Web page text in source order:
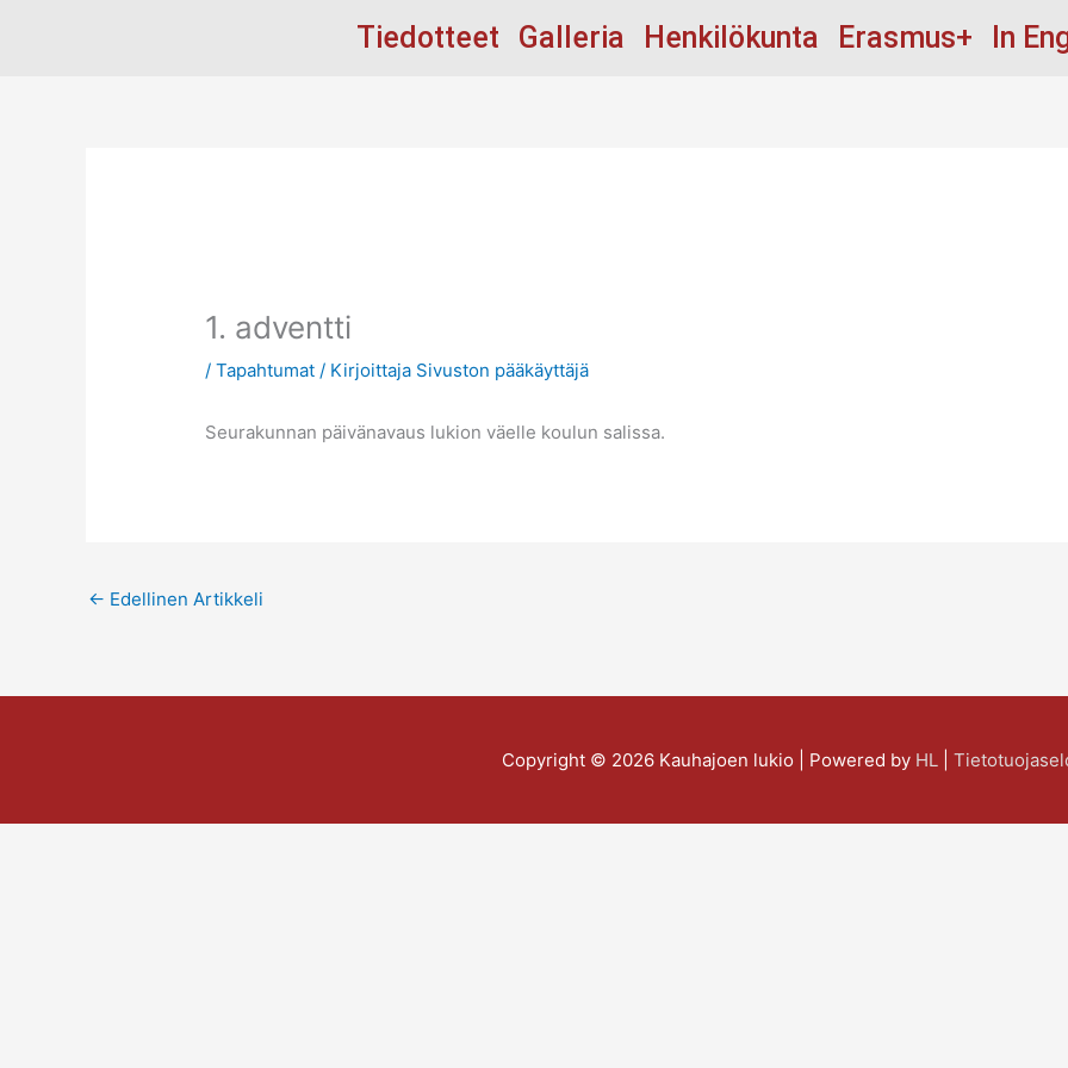
Tiedotteet Galleria Henkilökunta Erasmus+ In
1. adventti
/Tapahtumat / Kirjoittaja Sivuston pääkäyttäjä
Seurakunnan päivänavaus lukion väelle koulun salissa.
← Edellinen Artikkeli
Copyright © 2026 Kauhajoen lukio | Powered by HL